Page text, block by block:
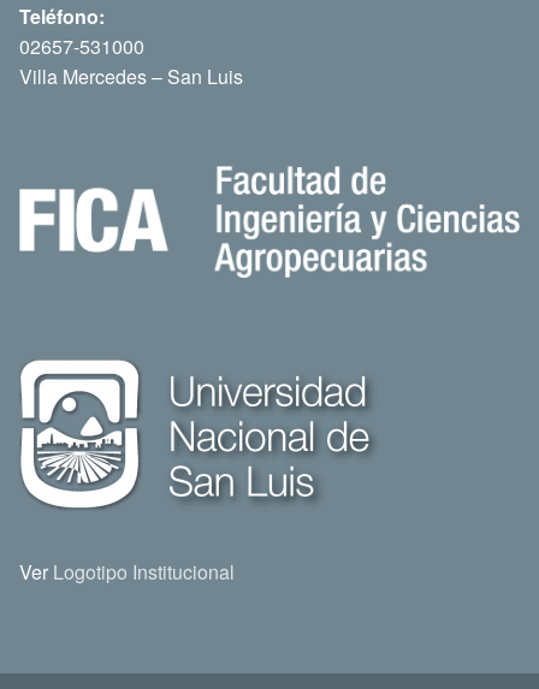
Teléfono:
02657-531000
Villa Mercedes – San Luis
Ver Logotipo Institucional